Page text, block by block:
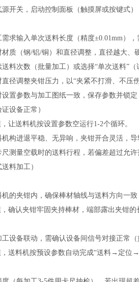
开关，启动控制面板（触摸屏或按键式
求输入单次送料长度（精度±0.01mm）
质（钢/铝/铜）和直径调整，直径越大
料次数（批量加工）或选择“单次送料”（
径调整夹钳压力，以“夹紧不打滑、不压
置参数与加工图纸一致，保存参数并锁
证设备正常）
让送料机按设置参数空运行1-2个循环。
构进退平稳、无异响，夹钳开合灵活，
测量空载时的送料行程，若偏差超过允
送料加工）
的夹钳内，确保棒材轴线与送料方向一
确认夹钳牢固夹持棒材，端部露出夹钳
设备联动，需确认设备间信号对接正常
，送料机按预设参数自动完成“送料→定